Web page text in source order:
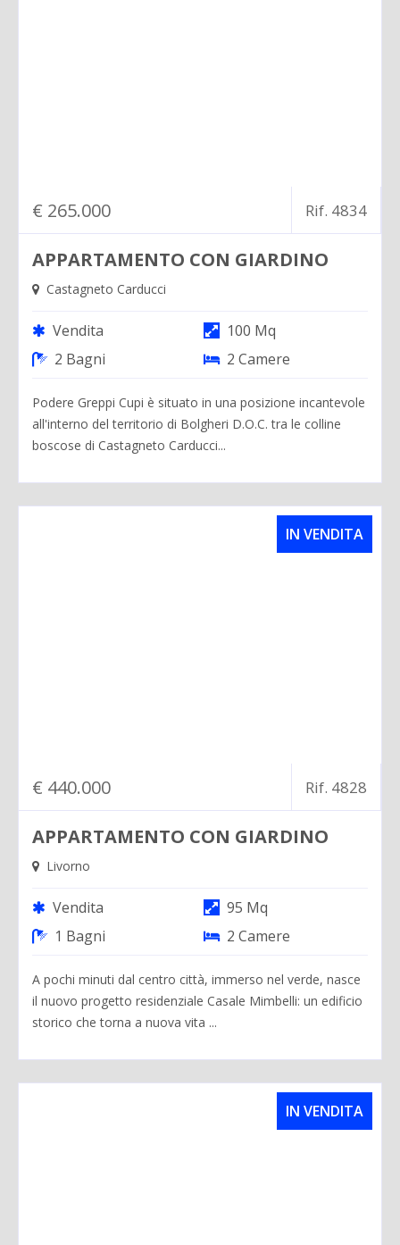
€ 265.000 Rif. 4834
APPARTAMENTO CON GIARDINO
Castagneto Carducci
Vendita
100 Mq
2 Bagni
2 Camere
Podere Greppi Cupi è situato in una posizione incantevole
all'interno del territorio di Bolgheri D.O.C. tra le colline
boscose di Castagneto Carducci...
IN VENDITA
€ 440.000 Rif. 4828
APPARTAMENTO CON GIARDINO
Livorno
Vendita
95 Mq
1 Bagni
2 Camere
A pochi minuti dal centro città, immerso nel verde, nasce
il nuovo progetto residenziale Casale Mimbelli: un edificio
storico che torna a nuova vita ...
IN VENDITA